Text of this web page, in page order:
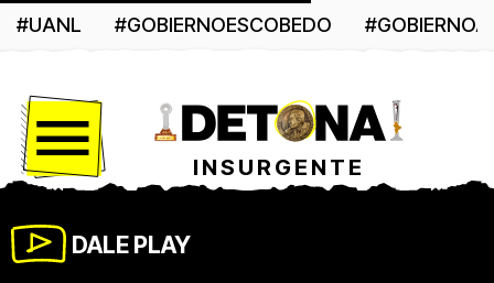
#UANL #GOBIERNOESCOBEDO
INSURGENTE
DALE PLAY